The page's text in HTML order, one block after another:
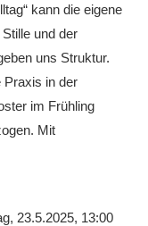
kann die eigene
und der
uns Struktur.
Praxis in der
im Frühling
Mit
23.5.2025, 13:00